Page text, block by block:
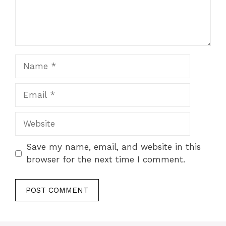
Website
Save my name, email, and website in this
browser for the next time I comment.